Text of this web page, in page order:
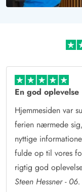
Læs mere om
En god oplevelse
Hjemmesiden var
ferien nærmede
nyttige
fulde op til vores
rigtig god
Steen Hessner -